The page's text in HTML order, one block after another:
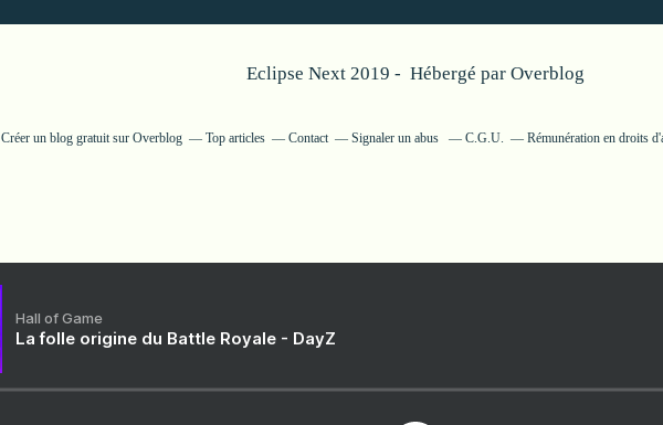
Eclipse Next 2019 - Hébergé par Overblog
Créer un blog gratuit sur Overblog Top articles Contact Signaler un abus C.G.U. Rémunération en droits
Hall of Game
La folle origine du Battle Royale - DayZ